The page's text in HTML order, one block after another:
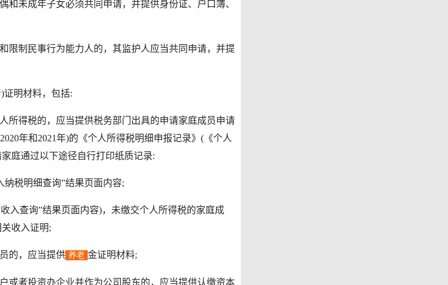
未成年子女必须共同申请，并提供身份证、户口簿、
制民事行为能力人的，其监护人应当共同申请，并提
明材料，包括:
得税的，应当提供税务部门出具的申请家庭成员申请
年和2021年)的《个人所得税明细申报记录》(《个人
庭通过以下途径自行打印纸质记录:
税明细查询”结果页面内容;
查询”结果页面内容)，未缴交个人所得税的家庭成
收入证明;
的，应当提供 养老 金证明材料;
者投资办企业并作为公司股东的，应当提供认缴资本